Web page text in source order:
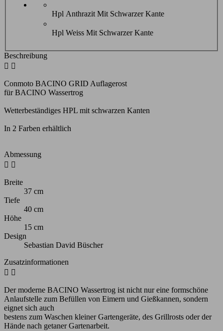
Hpl Anthrazit Mit Schwarzer Kante
Hpl Weiss Mit Schwarzer Kante
Beschreibung
 
Conmoto BACINO GRID Auflagerost
für BACINO Wassertrog
Wetterbeständiges HPL mit schwarzen Kanten
In 2 Farben erhältlich
Abmessung
 
Breite
37 cm
Tiefe
40 cm
Höhe
15 cm
Design
Sebastian David Büscher
Zusatzinformationen
 
Der moderne BACINO Wassertrog ist nicht nur eine formschöne
Anlaufstelle zum Befüllen von Eimern und Gießkannen, sondern
eignet sich auch
bestens zum Waschen kleiner Gartengeräte, des Grillrosts oder der
Hände nach getaner Gartenarbeit.